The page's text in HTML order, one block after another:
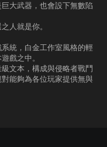
大武器，也會設下無數陷
人就是你。
統，白金工作室風格的輕
戲之中。
文本，構成與侵略者戰鬥
能夠為各位玩家提供無與